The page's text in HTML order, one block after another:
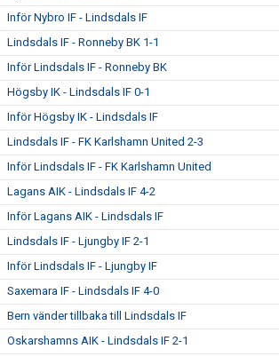
Inför Nybro IF - Lindsdals IF
Lindsdals IF - Ronneby BK 1-1
Inför Lindsdals IF - Ronneby BK
Högsby IK - Lindsdals IF 0-1
Inför Högsby IK - Lindsdals IF
Lindsdals IF - FK Karlshamn United 2-3
Inför Lindsdals IF - FK Karlshamn United
Lagans AIK - Lindsdals IF 4-2
Inför Lagans AIK - Lindsdals IF
Lindsdals IF - Ljungby IF 2-1
Inför Lindsdals IF - Ljungby IF
Saxemara IF - Lindsdals IF 4-0
Bern vänder tillbaka till Lindsdals IF
Oskarshamns AIK - Lindsdals IF 2-1